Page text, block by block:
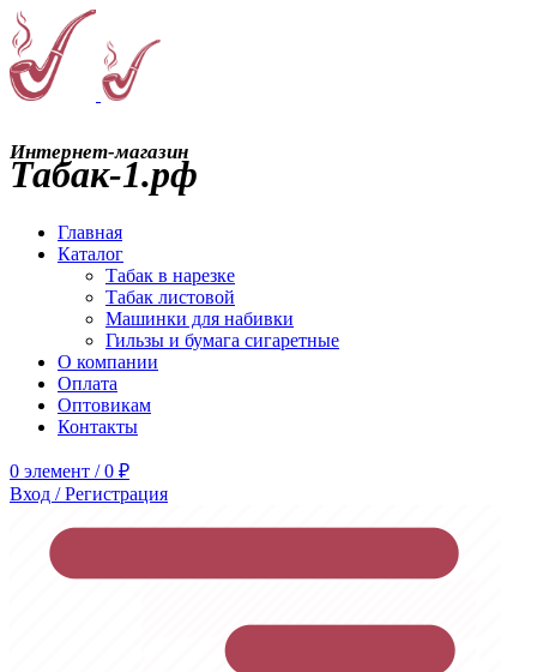
Интернет-магазин
Табак-1.рф
Главная
Каталог
Табак в нарезке
Табак листовой
Машинки для набивки
Гильзы и бумага сигаретные
О компании
Оплата
Оптовикам
Контакты
0 элемент / 0 ₽
Вход / Регистрация